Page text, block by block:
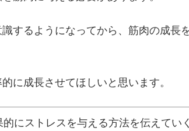
するようになってから、筋肉の成長
に成長させてほしいと思います。
にストレスを与える方法を伝えてい